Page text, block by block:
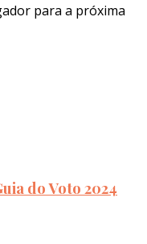
para a próxima
do Voto 2024